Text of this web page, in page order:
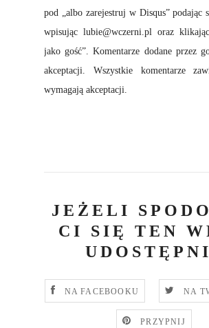
pod „albo zarejestruj w Disqus” podając
wpisując lubie@wczerni.pl oraz
jako gość”. Komentarze dodane przez
akceptacji. Wszystkie komentarze
wymagają akceptacji.
JEŻELI
CI SIĘ TEN
NA FACEBOOKU NA
PRZYPNIJ